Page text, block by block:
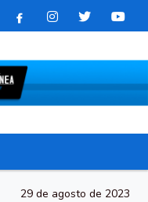
29 de agosto de 2023